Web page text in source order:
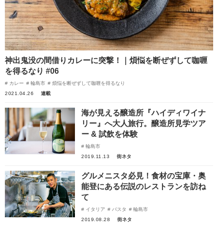
神出鬼没の間借りカレーに突撃！｜煩悩を断ぜずして咖喱
を得るなり #06
カレー 輪島市
煩悩を断ぜずして咖喱を得るなり
2021.04.26
連載
海が見える醸造所『ハイディワイナ
リー』へ大人旅行。醸造所見学ツア
ー & 試飲を体験
輪島市
2019.11.13
街ネタ
グルメニスタ必見！食材の宝庫・奥
能登にある伝説のレストランを訪ね
て
イタリア パスタ
輪島市
2019.08.28
街ネタ